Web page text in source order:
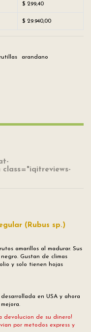
$ 299,40
$ 29.940,00
arandano
(Rubus sp.)
amarillos al madurar. Sus
Gustan de climas
y solo tienen hojas
en USA y ahora
devolucion de su dinero!
por metodos express y